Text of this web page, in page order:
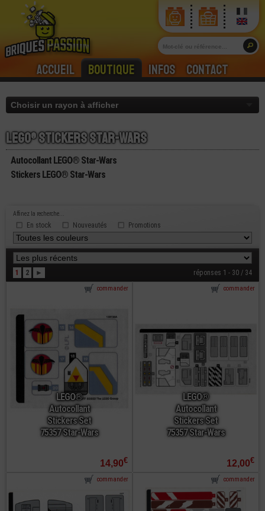
Accueil Boutique Infos Contact
Lego® stickers star-wars
Autocollant LEGO® Star-Wars
Stickers LEGO® Star-Wars
Affinez la recherche...
En stock Nouveautés Promotions
1 2 ► réponses 1 - 30 / 34
LEGO®
Autocollant
Stickers Set
75357 Star-Wars
14,90€
commander
LEGO®
Autocollant
Stickers Set
75357 Star-Wars
12,00€
commander
commander commander